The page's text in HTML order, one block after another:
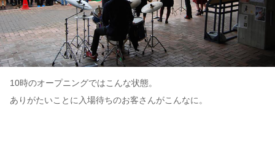
10時のオープニングではこんな状態。
ありがたいことに入場待ちのお客さんがこんなに。